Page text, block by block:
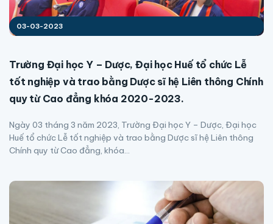
03-03-2023
Trường Đại học Y – Dược, Đại học Huế tổ chức Lễ
tốt nghiệp và trao bằng Dược sĩ hệ Liên thông Chính
quy từ Cao đẳng khóa 2020-2023.
Ngày 03 tháng 3 năm 2023, Trường Đại học Y – Dược, Đại học
Huế tổ chức Lễ tốt nghiệp và trao bằng Dược sĩ hệ Liên thông
Chính quy từ Cao đẳng, khóa...